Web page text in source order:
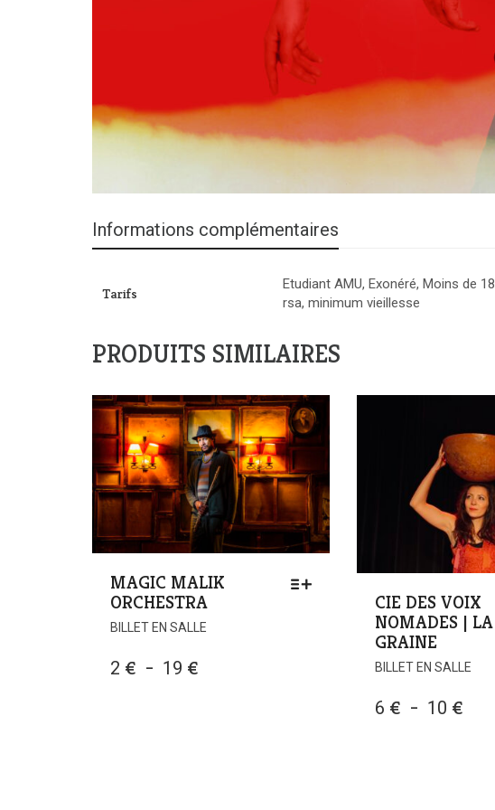
Informations complémentaires
Tarifs
Etudiant AMU, Exonéré, Moins de
rsa, minimum vieillesse
PRODUITS SIMILAIRES
MAGIC MALIK
ORCHESTRA
BILLET EN SALLE
2 € – 19 €
CIE DES VOIX
NOMADES | LA
GRAINE
BILLET EN SALLE
6 € – 10 €